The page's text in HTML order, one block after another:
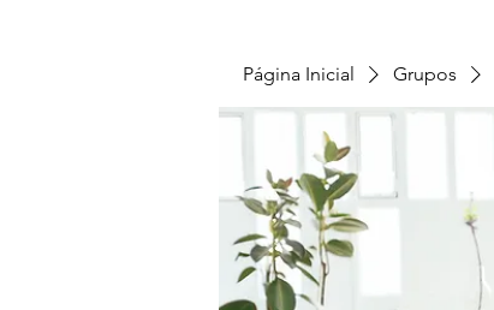
Página Inicial Grupos